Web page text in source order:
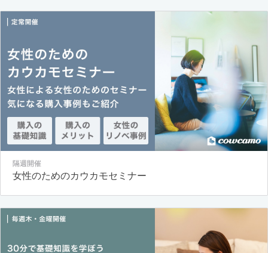
隔週開催
女性のためのカウカモセミナー